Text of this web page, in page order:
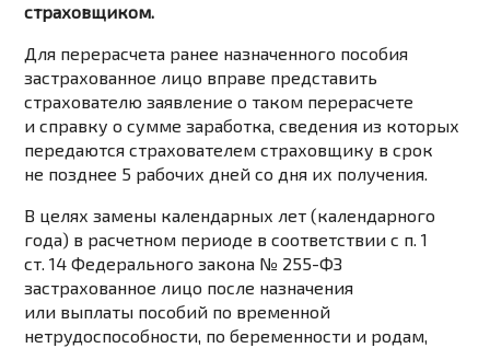
страховщиком.
Для перерасчета ранее назначенного пособия
застрахованное лицо вправе представить
страхователю заявление о таком перерасчете
и справку о сумме заработка, сведения из которых
передаются страхователем страховщику в срок
не позднее 5 рабочих дней со дня их получения.
В целях замены календарных лет (календарного
года) в расчетном периоде в соответствии с п. 1
ст. 14 Федерального закона № 255-ФЗ
застрахованное лицо после назначения
или выплаты пособий по временной
нетрудоспособности, по беременности и родам,